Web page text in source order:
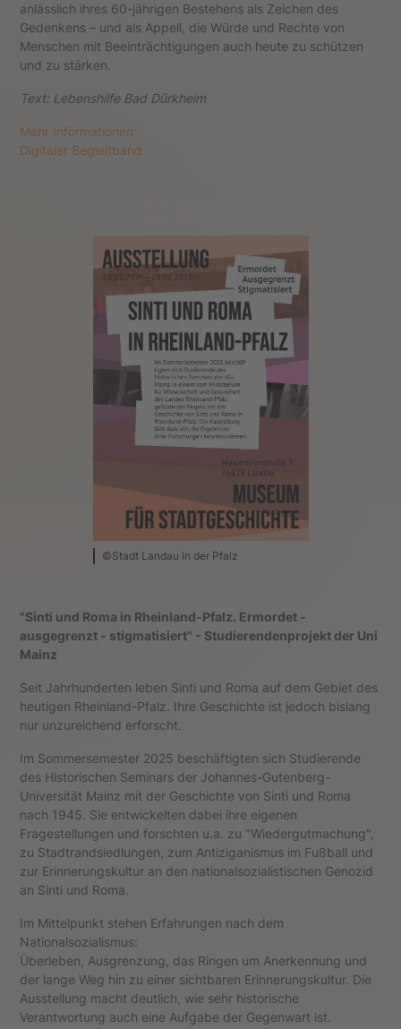
anlässlich ihres 60-jährigen Bestehens als Zeichen des
Gedenkens – und als Appell, die Würde und Rechte von
Menschen mit Beeinträchtigungen auch heute zu schützen
und zu stärken.
Text: Lebenshilfe Bad Dürkheim
Mehr Informationen
Digitaler Begleitband
©Stadt Landau in der Pfalz
"Sinti und Roma in Rheinland-Pfalz. Ermordet -
ausgegrenzt - stigmatisiert" - Studierendenprojekt der Uni
Mainz
Seit Jahrhunderten leben Sinti und Roma auf dem Gebiet des
heutigen Rheinland-Pfalz. Ihre Geschichte ist jedoch bislang
nur unzureichend erforscht.
Im Sommersemester 2025 beschäftigten sich Studierende
des Historischen Seminars der Johannes-Gutenberg-
Universität Mainz mit der Geschichte von Sinti und Roma
nach 1945. Sie entwickelten dabei ihre eigenen
Fragestellungen und forschten u.a. zu "Wiedergutmachung",
zu Stadtrandsiedlungen, zum Antiziganismus im Fußball und
zur Erinnerungskultur an den nationalsozialistischen Genozid
an Sinti und Roma.
Im Mittelpunkt stehen Erfahrungen nach dem
Nationalsozialismus:
Überleben, Ausgrenzung, das Ringen um Anerkennung und
der lange Weg hin zu einer sichtbaren Erinnerungskultur. Die
Ausstellung macht deutlich, wie sehr historische
Verantwortung auch eine Aufgabe der Gegenwart ist.